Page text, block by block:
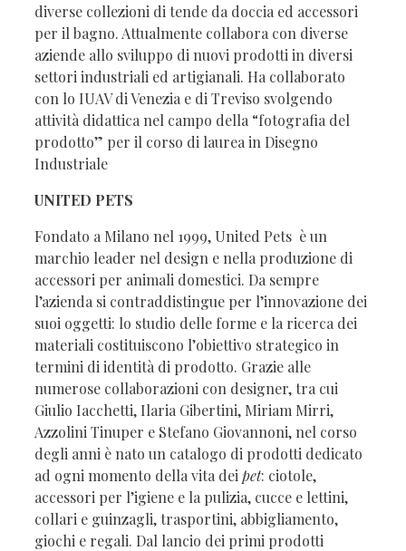
diverse collezioni di tende da doccia ed accessori
per il bagno. Attualmente collabora con diverse
aziende allo sviluppo di nuovi prodotti in diversi
settori industriali ed artigianali. Ha collaborato
con lo IUAV di Venezia e di Treviso svolgendo
attività didattica nel campo della “fotografia del
prodotto” per il corso di laurea in Disegno
Industriale
UNITED PETS
Fondato a Milano nel 1999, United Pets è un
marchio leader nel design e nella produzione di
accessori per animali domestici. Da sempre
l’azienda si contraddistingue per l’innovazione dei
suoi oggetti: lo studio delle forme e la ricerca dei
materiali costituiscono l’obiettivo strategico in
termini di identità di prodotto. Grazie alle
numerose collaborazioni con designer, tra cui
Giulio Iacchetti, Ilaria Gibertini, Miriam Mirri,
Azzolini Tinuper e Stefano Giovannoni, nel corso
degli anni è nato un catalogo di prodotti dedicato
ad ogni momento della vita dei pet: ciotole,
accessori per l’igiene e la pulizia, cucce e lettini,
collari e guinzagli, trasportini, abbigliamento,
giochi e regali. Dal lancio dei primi prodotti